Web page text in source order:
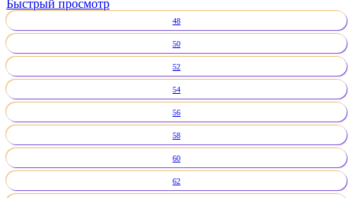
Быстрый просмотр
48
50
52
54
56
58
60
62